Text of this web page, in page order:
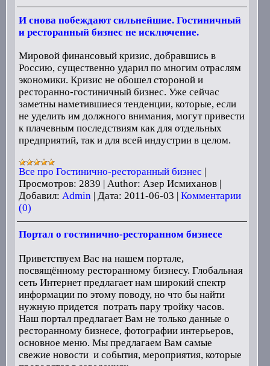
И снова побеждают сильнейшие. Гостиничный
и ресторанный бизнес не исключение.
Мировой финансовый кризис, добравшись в
Россию, существенно ударил по многим отраслям
экономики. Кризис не обошел стороной и
ресторанно-гостиничный бизнес. Уже сейчас
заметны наметившиеся тенденции, которые, если
не уделить им должного внимания, могут привести
к плачевным последствиям как для отдельных
предприятий, так и для всей индустрии в целом.
Все про Гостинично-ресторанный бизнес |
Просмотров: 2839 | Author: Азер Исмиханов|
Добавил: Admin | Дата: 2011-06-03 | Комментарии
(0)
Портал о гостинично-ресторанном бизнесе
Приветствуем Вас на нашем портале,
посвящённому ресторанному бизнесу. Глобальная
сеть Интернет предлагает нам широкий спектр
информации по этому поводу, но что бы найти
нужную придется потрать пару тройку часов.
Наш портал предлагает Вам не только данные о
ресторанному бизнесе, фотографии интерьеров,
основное меню. Мы предлагаем Вам самые
свежие новости и события, мероприятия, которые